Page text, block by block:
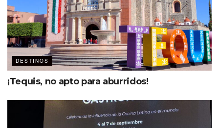
DESTINOS
¡Tequis, no apto para aburridos!